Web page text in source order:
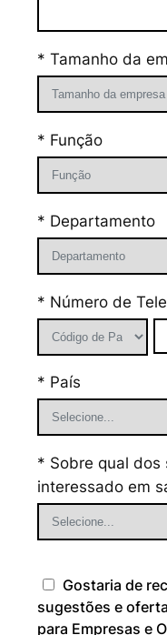
* Tamanho da
* Função
* Departamento
* Número de
* País
* Sobre qual dos
interessado em
Gostaria de
sugestões e
para Empresas e